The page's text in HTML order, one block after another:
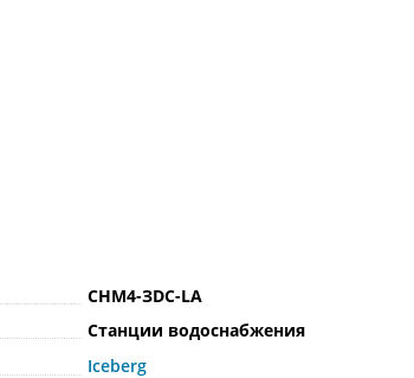
СНМ4-ЗDС-LA
Станции водоснабжения
Iceberg